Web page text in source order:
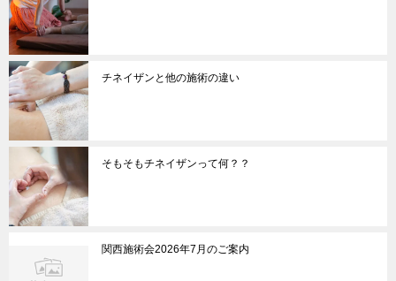
チネイザンと他の施術の違い
そもそもチネイザンって何？？
関西施術会2026年7月のご案内